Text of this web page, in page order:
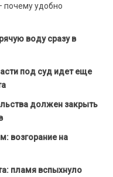
почему удобно
воду сразу в
под суд идет еще
должен закрыть
возгорание на
пламя вспыхнуло